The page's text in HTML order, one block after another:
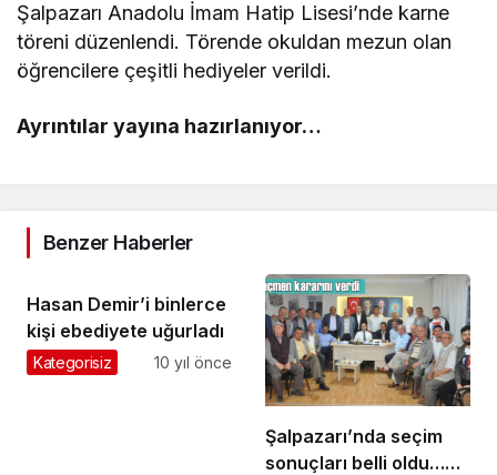
Şalpazarı Anadolu İmam Hatip Lisesi’nde karne
töreni düzenlendi. Törende okuldan mezun olan
öğrencilere çeşitli hediyeler verildi.
Ayrıntılar yayına hazırlanıyor…
Benzer Haberler
Hasan Demir’i binlerce
kişi ebediyete uğurladı
Kategorisiz 10 yıl önce
Şalpazarı’nda seçim
sonuçları belli oldu…